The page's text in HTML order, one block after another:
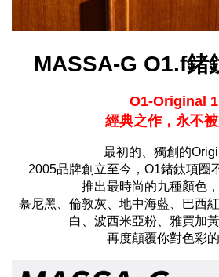
MASSA-G O1.f鍺
O1-Original
經典之作，永不
最初的、獨創的
2005品牌創立至今，O1鍺鈦項圈
推出最時尚的九種顏色
慕尼黑、倫敦灰、地中海藍、巴西
白、波西米亞粉、雅買加
再度顛覆你對色彩